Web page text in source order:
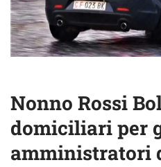
Nonno Rossi
domiciliari per
amministratori